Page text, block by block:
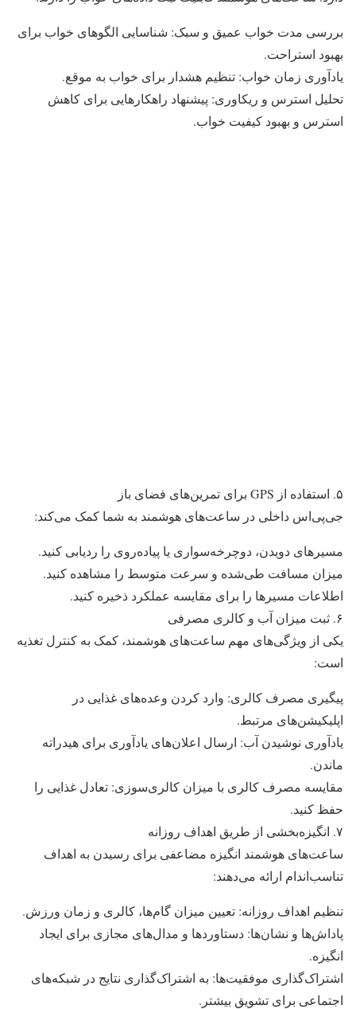
بررسی مدت خواب عمیق و سبک: شناسایی الگوهای خواب برای
بهبود استراحت.
یادآوری زمان خواب: تنظیم هشدار برای خواب به موقع.
تحلیل استرس و ریکاوری: پیشنهاد راهکارهایی برای کاهش
استرس و بهبود کیفیت خواب.
۵. استفاده از GPS برای تمرین‌های فضای باز
جی‌پی‌اس داخلی در ساعت‌های هوشمند به شما کمک می‌کند:
مسیرهای دویدن، دوچرخه‌سواری یا پیاده‌روی را ردیابی کنید.
میزان مسافت طی‌شده و سرعت متوسط را مشاهده کنید.
اطلاعات مسیرها را برای مقایسه عملکرد ذخیره کنید.
۶. ثبت میزان آب و کالری مصرفی
یکی از ویژگی‌های مهم ساعت‌های هوشمند، کمک به کنترل تغذیه
است:
پیگیری مصرف کالری: وارد کردن وعده‌های غذایی در
اپلیکیشن‌های مرتبط.
یادآوری نوشیدن آب: ارسال اعلان‌های یادآوری برای هیدراته
ماندن.
مقایسه مصرف کالری با میزان کالری‌سوزی: تعادل غذایی را
حفظ کنید.
۷. انگیزه‌بخشی از طریق اهداف روزانه
ساعت‌های هوشمند انگیزه مضاعفی برای رسیدن به اهداف
تناسب‌اندام ارائه می‌دهند:
تنظیم اهداف روزانه: تعیین میزان گام‌ها، کالری و زمان ورزش.
پاداش‌ها و نشان‌ها: دستاوردها و مدال‌های مجازی برای ایجاد
انگیزه.
اشتراک‌گذاری موفقیت‌ها: به اشتراک‌گذاری نتایج در شبکه‌های
اجتماعی برای تشویق بیشتر.